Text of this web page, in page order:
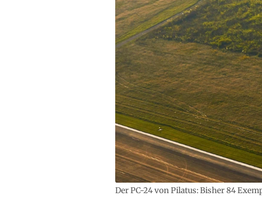
Der PC-24 von Pilatus: Bisher 84